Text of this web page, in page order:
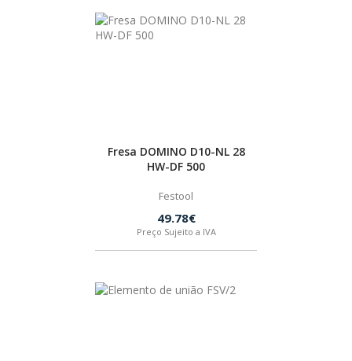
Fresa DOMINO D10-NL 28
HW-DF 500
Festool
49.78€
Preço Sujeito a IVA